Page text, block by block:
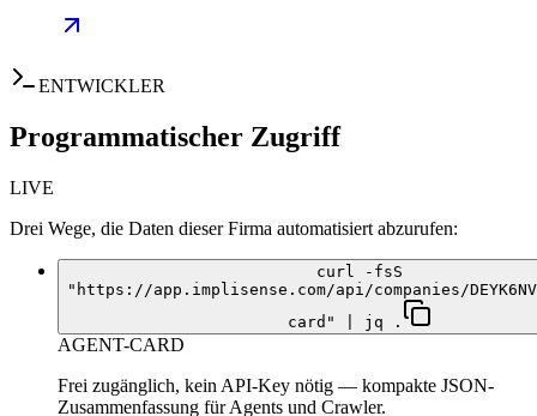
ENTWICKLER
Programmatischer Zugriff
LIVE
Drei Wege, die Daten dieser Firma automatisiert abzurufen:
curl -fsS
"https://app.implisense.com/api/companies/
card" | jq .
AGENT-CARD
Frei zugänglich, kein API-Key nötig — kompakte JSON-
Zusammenfassung für Agents und Crawler.